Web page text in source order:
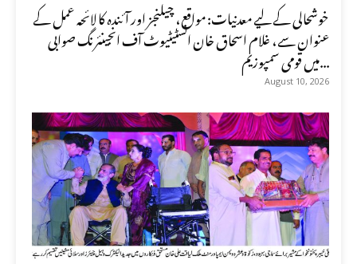
خوشحالی کے لیے معدنیات: مواقع، چیلنجز اور آئندہ کا لائحہ عمل کے
عنوان سے، غلام اسحاق خان انسٹیٹیوٹ آف انجینئرنگ صوابی
میں قومی سمپوزیم...
August 10, 2026